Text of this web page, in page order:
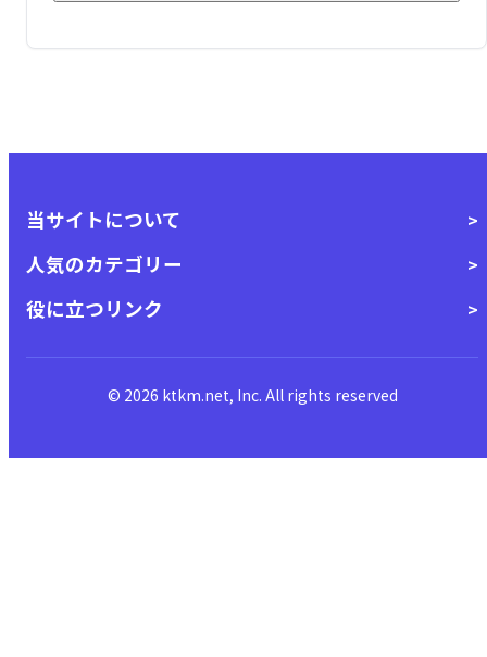
当サイトについて
人気のカテゴリー
役に立つリンク
© 2026 ktkm.net, Inc. All rights reserved